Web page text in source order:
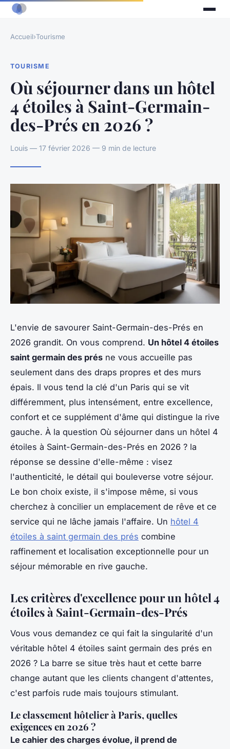
Accueil›Tourisme
TOURISME
Où séjourner dans un hôtel
4 étoiles à Saint-Germain-
des-Prés en 2026 ?
Louis — 17 février 2026 — 9 min de lecture
L'envie de savourer Saint-Germain-des-Prés en
2026 grandit. On vous comprend. Un hôtel 4 étoiles
saint germain des prés ne vous accueille pas
seulement dans des draps propres et des murs
épais. Il vous tend la clé d'un Paris qui se vit
différemment, plus intensément, entre excellence,
confort et ce supplément d'âme qui distingue la rive
gauche. À la question Où séjourner dans un hôtel 4
étoiles à Saint-Germain-des-Prés en 2026 ? la
réponse se dessine d'elle-même : visez
l'authenticité, le détail qui bouleverse votre séjour.
Le bon choix existe, il s'impose même, si vous
cherchez à concilier un emplacement de rêve et ce
service qui ne lâche jamais l'affaire. Un hôtel 4
étoiles à saint germain des prés combine
raffinement et localisation exceptionnelle pour un
séjour mémorable en rive gauche.
Les critères d'excellence pour un hôtel 4
étoiles à Saint-Germain-des-Prés
Vous vous demandez ce qui fait la singularité d'un
véritable hôtel 4 étoiles saint germain des prés en
2026 ? La barre se situe très haut et cette barre
change autant que les clients changent d'attentes,
c'est parfois rude mais toujours stimulant.
Le classement hôtelier à Paris, quelles
exigences en 2026 ?
Le cahier des charges évolue, il prend de